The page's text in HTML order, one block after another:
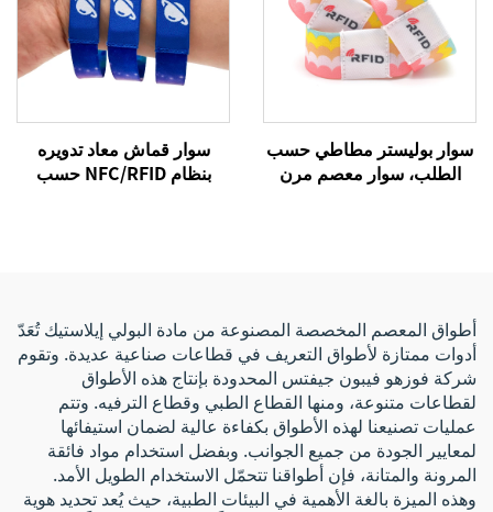
سوار بوليستر مطاطي حسب
الطلب، سوار معصم مرن
سوار قماش معاد تدويره
بنظام NFC/RFID حسب
أطواق المعصم المخصصة المصنوعة من مادة البولي إيلاستيك تُعَدّ
أدوات ممتازة لأطواق التعريف في قطاعات صناعية عديدة. وتقوم
شركة فوزهو فيبون جيفتس المحدودة بإنتاج هذه الأطواق
لقطاعات متنوعة، ومنها القطاع الطبي وقطاع الترفيه. وتتم
عمليات تصنيعنا لهذه الأطواق بكفاءة عالية لضمان استيفائها
لمعايير الجودة من جميع الجوانب. وبفضل استخدام مواد فائقة
المرونة والمتانة، فإن أطواقنا تتحمّل الاستخدام الطويل الأمد.
وهذه الميزة بالغة الأهمية في البيئات الطبية، حيث يُعد تحديد هوية